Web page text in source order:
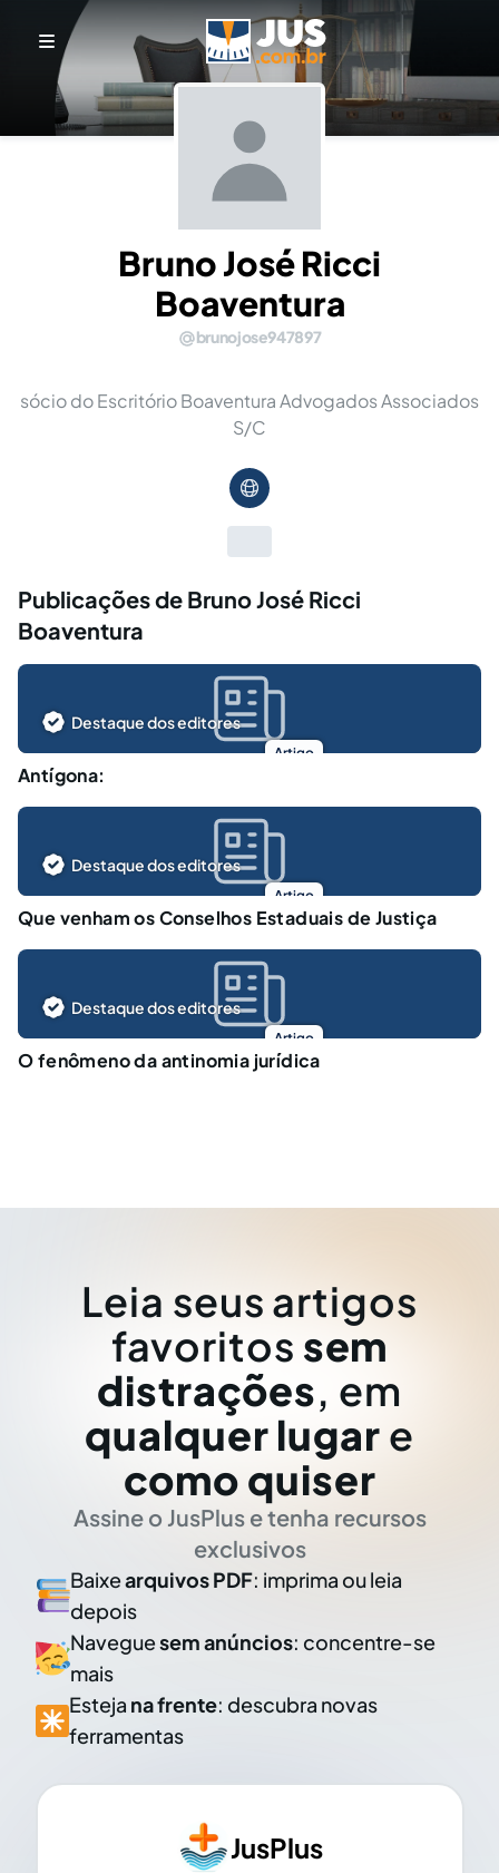
Bruno José Ricci
Boaventura
brunojose947897
sócio do Escritório Boaventura Advogados Associados
S/C
Publicações de Bruno José Ricci
Boaventura
Artigo
Destaque dos editores
Antígona:
Artigo
Destaque dos editores
Que venham os Conselhos Estaduais de Justiça
Artigo
Destaque dos editores
O fenômeno da antinomia jurídica
Leia seus artigos
favoritos sem
distrações, em
qualquer lugar e
como quiser
Assine o JusPlus e tenha recursos
exclusivos
Baixearquivos PDF: imprima ou leia
depois
Naveguesem anúncios: concentre-se
mais
Esteja na frente: descubra novas
ferramentas
JusPlus